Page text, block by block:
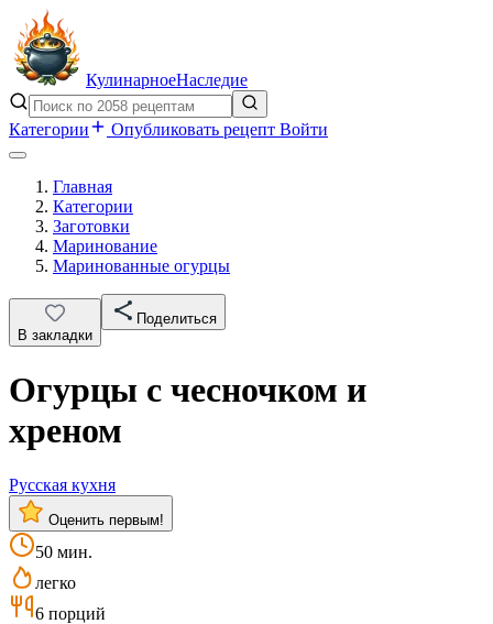
КулинарноеНаследие
Категории Опубликовать рецепт Войти
Главная
Категории
Заготовки
Маринование
Маринованные огурцы
В закладки
Поделиться
Огурцы с чесночком и
хреном
Русская кухня
Оценить первым!
50 мин.
легко
6 порций